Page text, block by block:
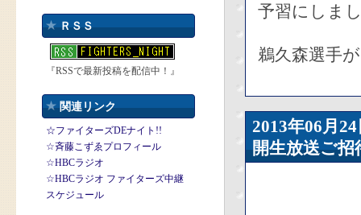
ＲＳＳ
『RSSで最新投稿を配信中！』
関連リンク
☆ファイターズDEナイト!!
☆斉藤こずゑプロフィール
☆HBCラジオ
☆HBCラジオ ファイターズ中継
スケジュール
予習にしま
鵜久森選手
2013年06
開生放送ご